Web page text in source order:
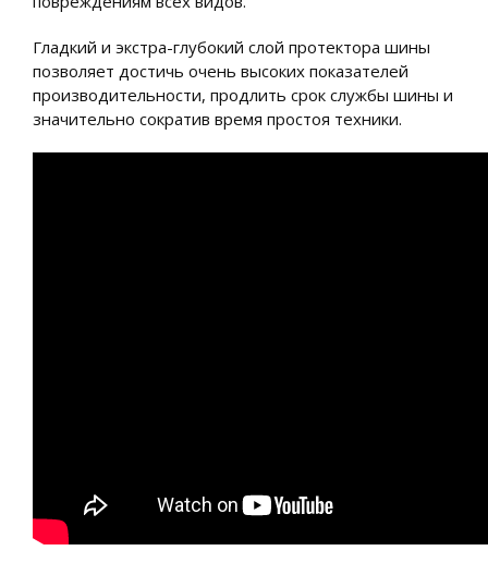
Гладкий и экстра-глубокий слой протектора шины
позволяет достичь очень высоких показателей
производительности, продлить срок службы шины и
значительно сократив время простоя техники.